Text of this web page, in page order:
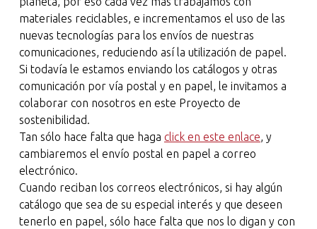
materiales reciclables, e incrementamos el uso de las
nuevas tecnologías para los envíos de nuestras
comunicaciones, reduciendo así la utilización de papel.
Si todavía le estamos enviando los catálogos y otras
comunicación por vía postal y en papel, le invitamos a
colaborar con nosotros en este Proyecto de
sostenibilidad.
Tan sólo hace falta que haga click en este enlace, y
cambiaremos el envío postal en papel a correo
electrónico.
Cuando reciban los correos electrónicos, si hay algún
catálogo que sea de su especial interés y que deseen
tenerlo en papel, sólo hace falta que nos lo digan y con